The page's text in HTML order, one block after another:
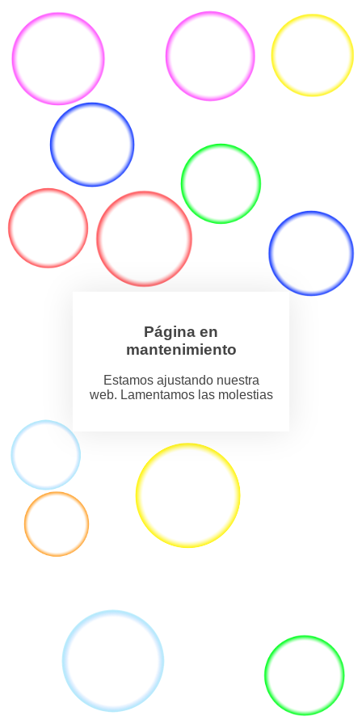
Página en
mantenimiento
Estamos ajustando nuestra
web. Lamentamos las molestias